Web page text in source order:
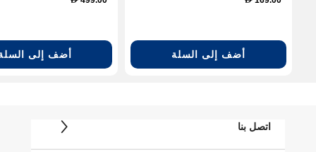
أضف إلى السلة أضف إلى
اتصل بنا